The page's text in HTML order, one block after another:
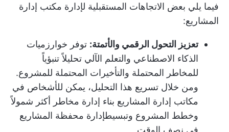
فيما يلي بعض الاتجاهات المستقبلية لإدارة مكتب إدارة
المشاريع:
تعزيز التحول الرقمي والأتمتة: توفر خوارزميات
الذكاء الاصطناعي والتعلم الآلي تحليلاً تنبؤياً
للمخاطر المحتملة والتأخيرات المحتملة للمشروع.
ومن خلال تسريع هذا التحليل، يمكن للأشخاص في
مكاتب إدارة المشاريع بناء إدارة مخاطر أكثر شمولاً
وخطط المشروع وتبسيطإدارة محفظة المشاريع
في نصف الوقت